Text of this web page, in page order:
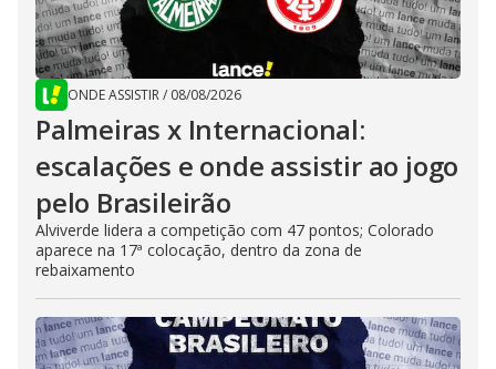
ONDE ASSISTIR/ 08/08/2026
Palmeiras x Internacional:
escalações e onde assistir ao jogo
pelo Brasileirão
Alviverde lidera a competição com 47 pontos; Colorado
aparece na 17ª colocação, dentro da zona de
rebaixamento